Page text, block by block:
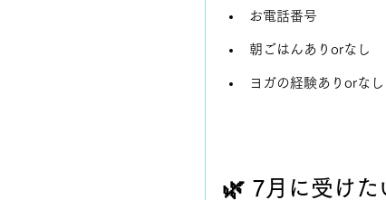
お電話番号
朝ごはんありorなし
ヨガの経験ありorなし
🌿 7月に受けた